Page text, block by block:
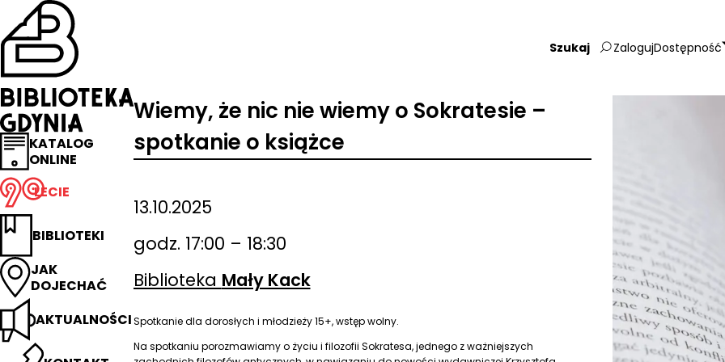
Przejdź
na
stronę
główną
Biblioteka
Gdynia
KATALOG
ONLINE
LECIE
BIBLIOTEKI
JAK
DOJECHAĆ
AKTUALNOŚCI
Wpisz
frazę:
ZalogujDostępność
Wiemy, że nic nie wiemy o Sokratesie –
spotkanie o książce
13.10.2025
godz. 17:00 – 18:30
Biblioteka Mały Kack
Spotkanie dla dorosłych i młodzieży 15+, wstęp wolny.
Na spotkaniu porozmawiamy o życiu i filozofii Sokratesa, jednego z ważniejszych